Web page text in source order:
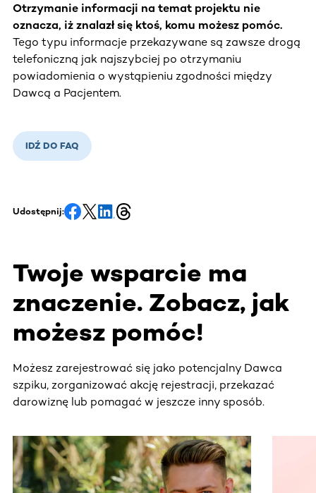
Otrzymanie informacji na temat projektu nie
oznacza, iż znalazł się ktoś, komu możesz pomóc.
Tego typu informacje przekazywane są zawsze drogą
telefoniczną jak najszybciej po otrzymaniu
powiadomienia o wystąpieniu zgodności między
Dawcą a Pacjentem.
IDŹ DO FAQ
Udostępnij:
Twoje wsparcie ma
znaczenie. Zobacz, jak
możesz pomóc!
Możesz zarejestrować się jako potencjalny Dawca
szpiku, zorganizować akcję rejestracji, przekazać
darowiznę lub pomagać w jeszcze inny sposób.
Ta sekcja zawiera treści przewijane w poziomie. Użyj